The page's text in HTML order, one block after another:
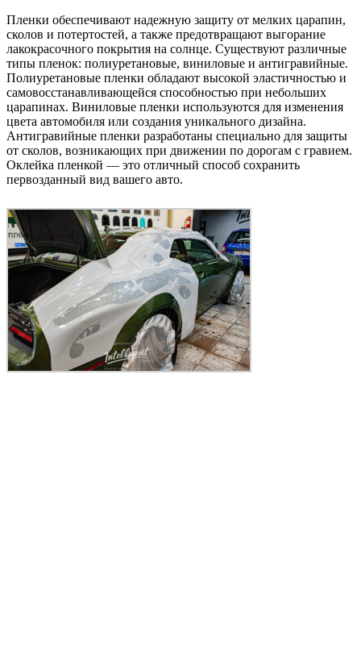
Пленки обеспечивают надежную защиту от мелких царапин,
сколов и потертостей, а также предотвращают выгорание
лакокрасочного покрытия на солнце. Существуют различные
типы пленок: полиуретановые, виниловые и антигравийные.
Полиуретановые пленки обладают высокой эластичностью и
самовосстанавливающейся способностью при небольших
царапинах. Виниловые пленки используются для изменения
цвета автомобиля или создания уникального дизайна.
Антигравийные пленки разработаны специально для защиты
от сколов, возникающих при движении по дорогам с гравием.
Оклейка пленкой — это отличный способ сохранить
первозданный вид вашего авто.